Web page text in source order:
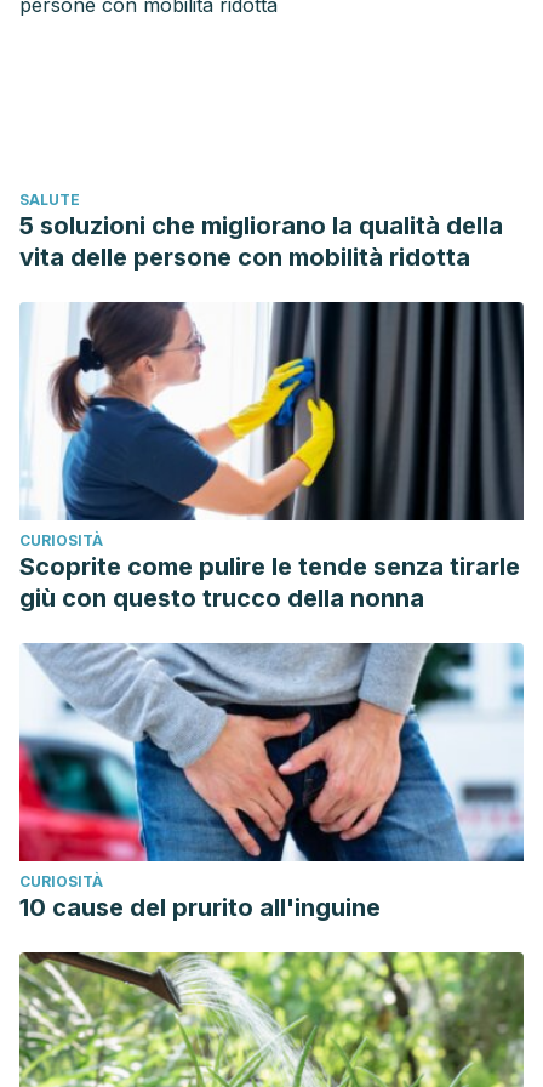
skin microbiota.Molecules,24
https://www.sciencedirect.com/science/article/pii/
Calabrese, V., Scapagnini, G., Randazzo, S. D., Randazzo,
G., Catalano, C., Geraci, G., & Morganti, P. (1999). Oxidative
stress and antioxidants at skin biosurface: a novel
antioxidant from lemon oil capable of inhibiting oxidative
damage to the skin.
Drugs under experimental and clinical
research ,25(6), 281-287. Disponible en:
https://pubmed.ncbi.nlm.nih.gov/10713866/
Hammer, K. A. (2015). Treatment of acne with tea tree oil
(melaleuca) products: a review of efficacy, tolerability and
potential modes of action.
antimicrobial agents
https://www.sciencedirect.com/science/article/abs/pii/
via%3Dihub
Hongratanaworakit, T. (2010). Stimulating effect of
aromatherapy massage with jasmine oil.
Natural product
communications,5(1), 157-162. Disponible en:
https://pubmed.ncbi.nlm.nih.gov/20184043/
Lin, T. K., Zhong, L., & Santiago, J. L. (2017). Anti-
inflammatory and skin barrier repair effects of topical
application of some plant oils.
molecular sciences ,19 (1), 1-21. Disponible en:
https://www.mdpi.com/1422-0067/19/1/70
Phetcharat, L., Wongsuphasawat, K., & Winther, K. (2015).
The effectiveness of a standardized rose hip powder,
containing seeds and shells of Rosa canina, on cell
SALUTE
5 soluzioni che migliorano la qualità della
vita delle persone con mobilità ridotta
CURIOSITÀ
Scoprite come pulire le tende senza tirarle
giù con questo trucco della nonna
CURIOSITÀ
10 cause del prurito all'inguine